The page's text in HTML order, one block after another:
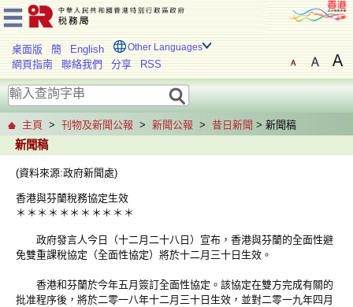
桌面版 簡 English Other Languages
網頁指南 聯絡我們 分享 RSS
主頁 > 刊物及新聞公報 > 新聞公報 > 昔日新聞 > 新聞稿
新聞稿
(資料來源:政府新聞處)
香港與芬蘭稅務協定生效
＊ ＊ ＊ ＊ ＊ ＊ ＊ ＊ ＊ ＊ ＊
政府發言人今日（十二月二十八日）宣布，香港與芬蘭的全面性避
免雙重課稅協定（全面性協定）將於十二月三十日生效。
香港和芬蘭於今年五月簽訂全面性協定。該協定在雙方完成有關的
批准程序後，將於二零一八年十二月三十日生效，並對二零一九年四月